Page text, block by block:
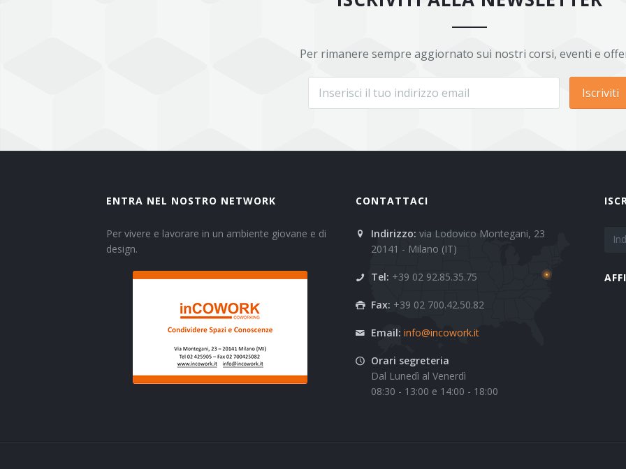
Per rimanere sempre aggiornato sui nostri corsi, eventi e
Iscriviti
ENTRA NEL NOSTRO NETWORK
Per vivere e lavorare in un ambiente giovane e di
design.
CONTATTACI
Indirizzo: via Lodovico Montegani, 23
20141 - Milano (IT)
Tel: +39 02 92.85.35.75
Fax: +39 02 700.42.50.82
Email: info@incowork.it
Orari segreteria
Dal Lunedì al Venerdì
08:30 - 13:00 e 14:00 - 18:00